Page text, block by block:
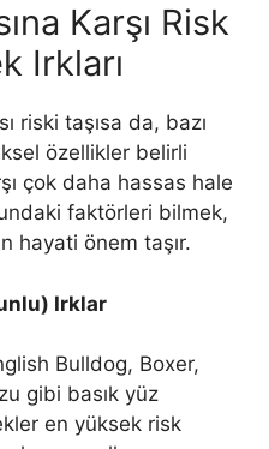
Karşı Risk
Irkları
riski taşısa da, bazı
özellikler belirli
çok daha hassas hale
faktörleri bilmek,
hayati önem taşır.
Irklar
Bulldog, Boxer,
gibi basık yüz
en yüksek risk